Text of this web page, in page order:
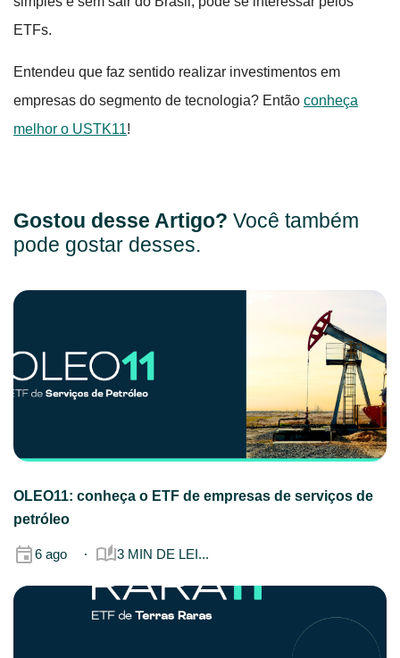
ETFs.
Entendeu que faz sentido realizar investimentos em
empresas do segmento de tecnologia? Então conheça
melhor o USTK11!
Gostou desse Artigo? Você também
pode gostar desses.
OLEO11: conheça o ETF de empresas de serviços de
petróleo
6 ago 3 MIN DE LEI...